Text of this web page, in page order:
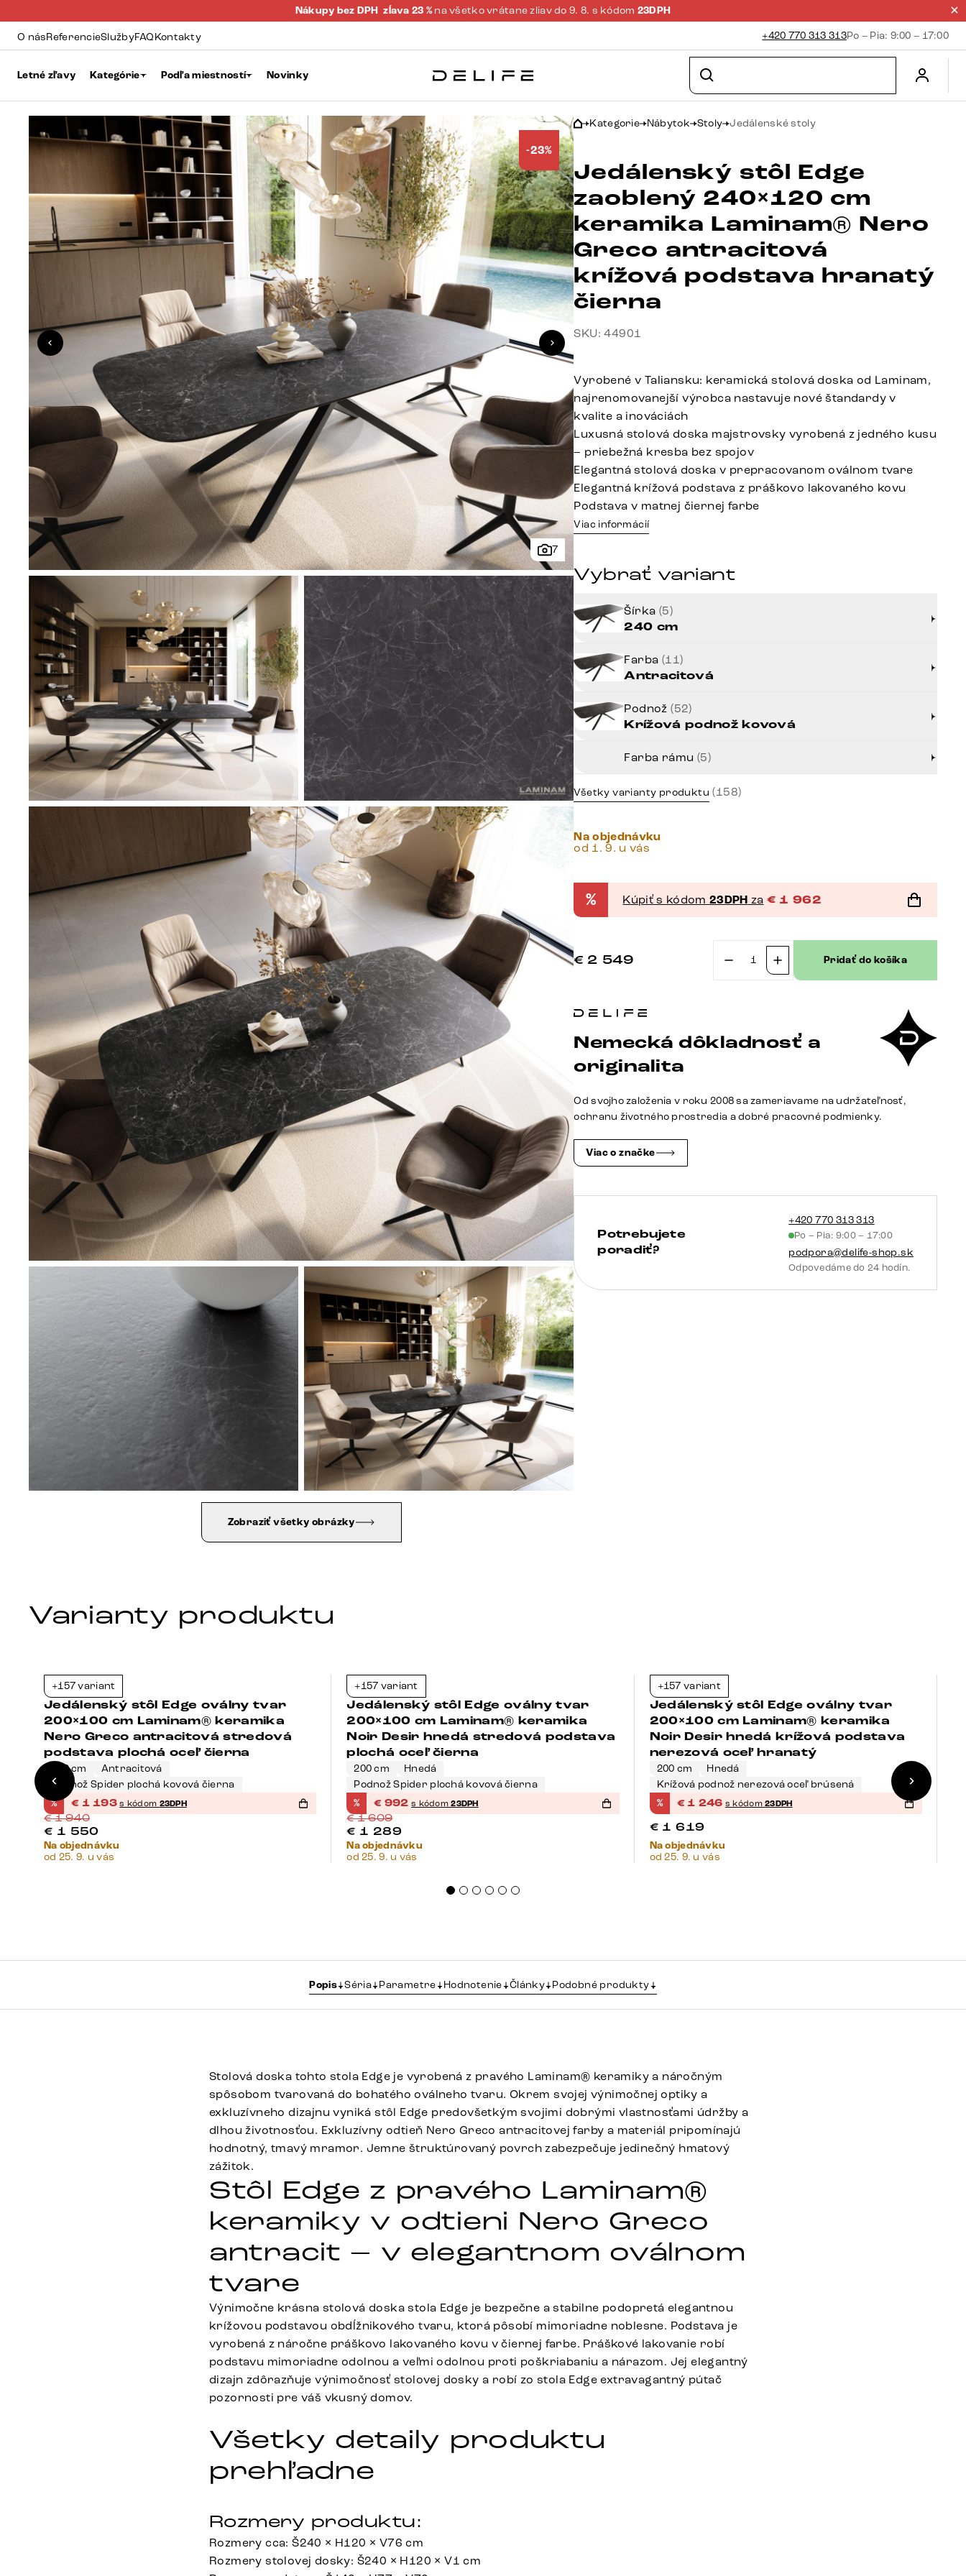
Nákupy bez DPH zĺava 23 % na všetko vrátane zliav do 9. 8. s kódom 23DPH
O násReferencieSlužbyFAQKontakty +420 770 313 313Po – Pia: 9:00 – 17:00
Letné zľavy Kategórie Podľa miestností Novinky
7
-23%
Zobraziť všetky obrázky
Kategorie Nábytok Stoly Jedálenské stoly
Jedálenský stôl Edge
zaoblený 240×120 cm
keramika Laminam® Nero
Greco antracitová
krížová podstava hranatý
čierna
SKU: 44901
Vyrobené v Taliansku: keramická stolová doska od Laminam,
najrenomovanejší výrobca nastavuje nové štandardy v
kvalite a inováciách
Luxusná stolová doska majstrovsky vyrobená z jedného kusu
– priebežná kresba bez spojov
Elegantná stolová doska v prepracovanom oválnom tvare
Elegantná krížová podstava z práškovo lakovaného kovu
Podstava v matnej čiernej farbe
Viac informácií
Vybrať variant
Šírka (5)
240 cm
Farba (11)
Antracitová
Podnož(52)
Krížová podnož kovová
Farba rámu (5)
Všetky varianty produktu (158)
Na objednávku
od 1. 9. u vás
% Kúpiť s kódom 23DPH za € 1 962
€ 2 549
množstvo
zaoblený
keramika
Laminam®
Pridať do košíka
Nemecká dôkladnosť a
originalita
Od svojho založenia v roku 2008 sa zameriavame na udržateľnosť,
ochranu životného prostredia a dobré pracovné podmienky.
Viac o značke
Potrebujete
poradiť?
+420 770 313 313
Po – Pia: 9:00 – 17:00
podpora@delife-shop.sk
Odpovedáme do 24 hodín.
Varianty produktu
+157 variant
Jedálenský stôl Edge oválny tvar
200×100 cm Laminam® keramika
Nero Greco antracitová stredová
podstava plochá oceľ čierna
200 cm
Antracitová
Podnož Spider plochá kovová čierna
% € 1 193 s kódom 23DPH
€1 940
€ 1 550
Na objednávku
od 25. 9. u vás
+157 variant
Jedálenský stôl Edge oválny tvar
200×100 cm Laminam® keramika
Noir Desir hnedá stredová podstava
plochá oceľ čierna
200 cm
Hnedá
Podnož Spider plochá kovová čierna
% € 992 s kódom23DPH
€1 609
€ 1 289
Na objednávku
od 25. 9. u vás
+157 variant
Jedálenský stôl Edge oválny tvar
200×100 cm Laminam® keramika
Noir Desir hnedá krížová podstava
nerezová oceľ hranatý
200 cm
Hnedá
Krížová podnož nerezová oceľ brúsená
% €1 246 s kódom23DPH
€ 1 619
Na objednávku
od 25. 9. u vás
Popis Séria Parametre Hodnotenie Články Podobné produkty
Stolová doska tohto stola Edge je vyrobená z pravého Laminam® keramiky a náročným
spôsobom tvarovaná do bohatého oválneho tvaru. Okrem svojej výnimočnej optiky a
exkluzívneho dizajnu vyniká stôl Edge predovšetkým svojimi dobrými vlastnosťami údržby a
dlhou životnosťou. Exkluzívny odtieň Nero Greco antracitovej farby a materiál pripomínajú
hodnotný, tmavý mramor. Jemne štruktúrovaný povrch zabezpečuje jedinečný hmatový
zážitok.
Stôl Edge z pravého Laminam®
keramiky v odtieni Nero Greco
antracit – v elegantnom oválnom
tvare
Výnimočne krásna stolová doska stola Edge je bezpečne a stabilne podopretá elegantnou
krížovou podstavou obdĺžnikového tvaru, ktorá pôsobí mimoriadne noblesne. Podstava je
vyrobená z náročne práškovo lakovaného kovu v čiernej farbe. Práškové lakovanie robí
podstavu mimoriadne odolnou a veľmi odolnou proti poškriabaniu a nárazom. Jej elegantný
dizajn zdôrazňuje výnimočnosť stolovej dosky a robí zo stola Edge extravagantný pútač
pozornosti pre váš vkusný domov.
Všetky detaily produktu
prehľadne
Rozmery produktu:
Rozmery cca: Š240 × H120 × V76 cm
Rozmery stolovej dosky: Š240 × H120 × V1 cm